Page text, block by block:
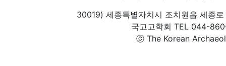
30019) 세종특별자치시 조치원읍 세종
국고고학회 TEL 044-
ⓒ The Korean